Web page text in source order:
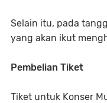
Selain itu, pada
yang akan ikut
Pembelian Tiket
Tiket untuk Konser